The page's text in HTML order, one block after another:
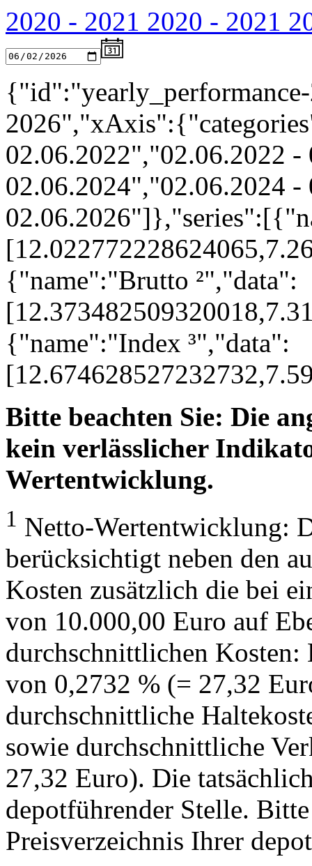
2020 - 2021 2020 - 2021
02.06.2022","02.06.2022
02.06.2024","02.06.2024
{"name":"Brutto ²","data":
{"name":"Index ³","data":
Bitte beachten Sie: Die
kein verlässlicher
Wertentwicklung.
1 Netto-Wertentwicklung:
berücksichtigt neben den
Kosten zusätzlich die bei
von 10.000,00 Euro auf
durchschnittlichen
von 0,2732 % (= 27,32
durchschnittliche
sowie durchschnittliche
27,32 Euro). Die
depotführender Stelle.
Preisverzeichnis Ihrer